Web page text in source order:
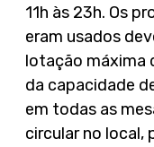
11h às 23h. Os
eram usados
lotação máxima
da capacidade
em todas as
circular no local,